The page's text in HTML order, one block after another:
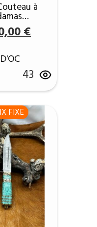
à
Bois
USA
:
€.
€Le
est :
100,00 €.
43
FIXE